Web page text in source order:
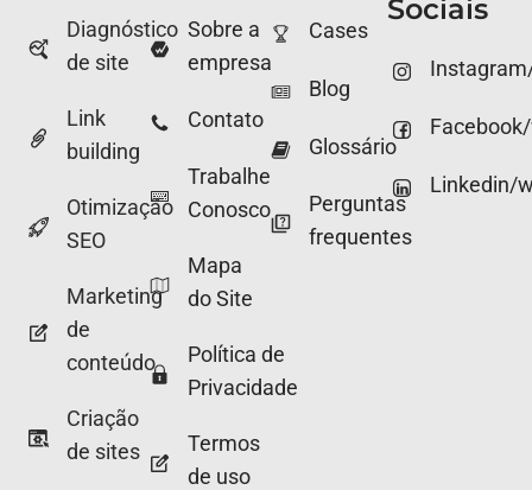
Diagnóstico
de site
Link
building
Otimização
SEO
Marketing
de
conteúdo
Criação
de sites
Sobre a
empresa
Contato
Trabalhe
Conosco
Mapa
do Site
Política de
Privacidade
Termos
de uso
Cases
Blog
Glossário
Perguntas
frequentes
Sociais
Linkedin/